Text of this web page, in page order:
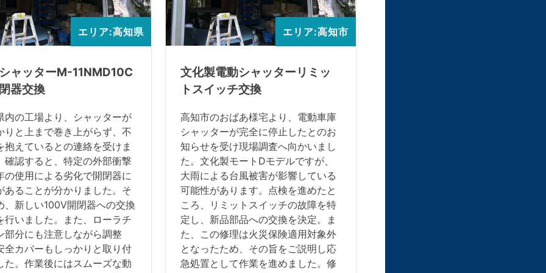
エリア:高知県
ャッターM-11NMD10C
器交換
内の工場より、シャッターが
りと上まで巻き上がらず、不
抱えているとの連絡を受けま
確認すると、特定の外部衝撃
の使用による劣化で開閉器に
あることが分かりました。そ
、新しい100V開閉器への交換
行いました。また、ローラチ
部分にも注意しながら調整
全カバーもしっかりと取り付
た。作業後にはスムーズな動
エリア:高知市
文化製電動シャッターリミッ
トスイッチ交換
高知市のおばあ様宅より、電動車庫
シャッターが完全に停止したとのお
知らせを受け現場調査へ向かいまし
た。文化製モートDモデルですが、
大雨による台風被害が影響している
可能性があります。点検を進めたと
ころ、リミットスイッチの故障を特
定し、新品部品への交換を決定。ま
た、この修理は火災保険適用対象外
となったため、その旨をご説明し応
急処置として作業を進めました。修